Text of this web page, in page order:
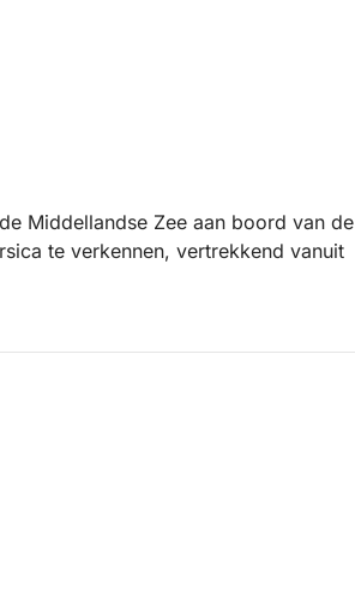
Middellandse Zee aan boord van de
te verkennen, vertrekkend vanuit
te bereiken, brengt deze boot u
snorkelen en te ontspannen.